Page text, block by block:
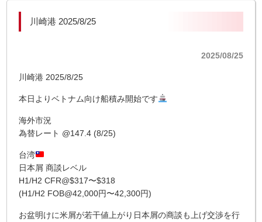
川崎港 2025/8/25
2025/08/25
川崎港 2025/8/25
本日よりベトナム向け船積み開始です
海外市況
為替レート @147.4 (8/25)
台湾
日本屑 商談レベル
H1/H2 CFR@$317〜$318
(H1/H2 FOB@42,000円〜42,300円)
お盆明けに米屑が若干値上がり日本屑の商談も上げ交渉を行